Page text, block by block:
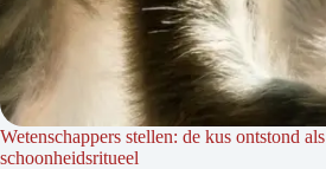
Wetenschappers stellen: de kus ontstond als
schoonheidsritueel